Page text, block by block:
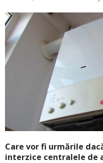
Care vor fi urmările
interzice centralele de